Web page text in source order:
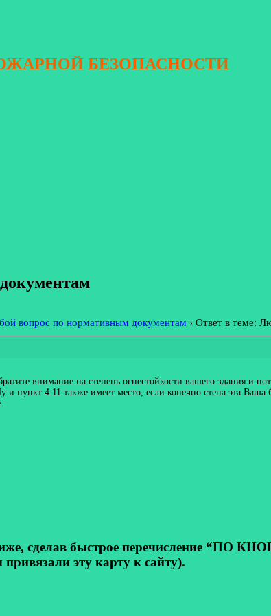
БЕЗОПАСНОСТИ
вопрос по нормативным документам › Ответ в теме:
внимание на степень огнестойкости вашего здания и
пункт 4.11 также имеет место, если конечно стена эта Ваша
быстрое перечисление “ПО
эту карту к сайту).